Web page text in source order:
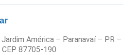
América – Paranavaí – PR –
CEP 87705-190